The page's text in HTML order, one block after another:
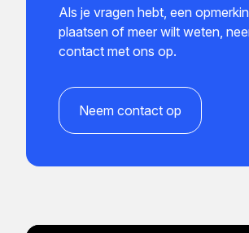
Als je vragen hebt, een
plaatsen of meer wilt weten,
contact met ons op.
Neem contact op